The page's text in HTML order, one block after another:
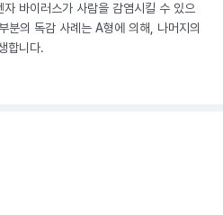
바이러스가 사람을 감염시킬 수 있으
의 독감 사례는 A형에 의해, 나머지의
합니다.